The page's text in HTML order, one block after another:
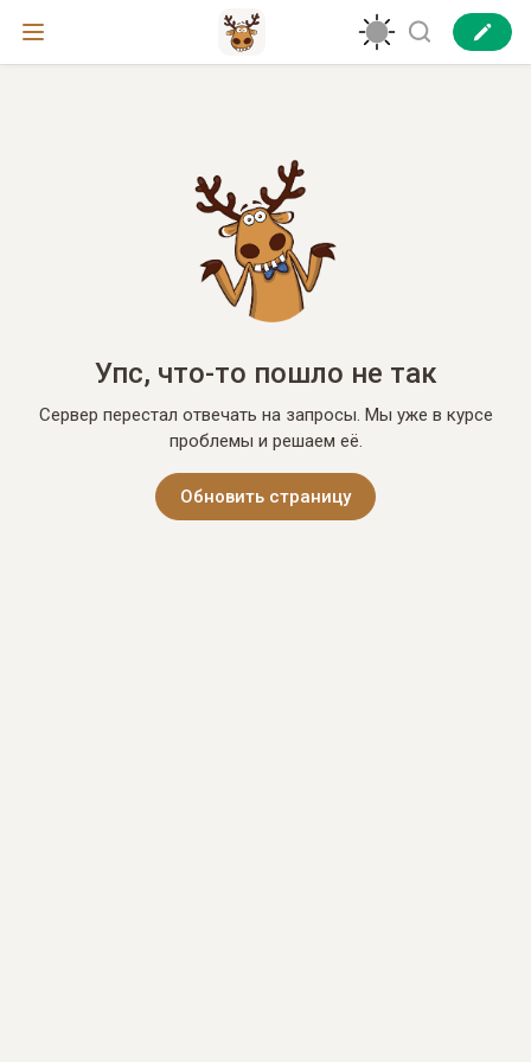
Упс, что-то пошло не так
Сервер перестал отвечать на запросы. Мы уже в курсе
проблемы и решаем её.
Обновить страницу